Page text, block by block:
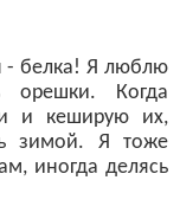
- белка! Я люблю
орешки. Когда
и кеширую их,
зимой. Я тоже
иногда делясь